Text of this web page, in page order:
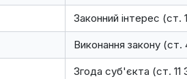
Законний інтерес
Виконання закону (ст.
Згода суб'єкта (ст.